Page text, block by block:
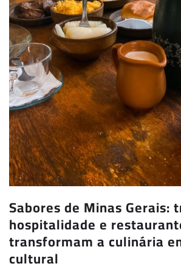
Sabores de Minas Gerais:
hospitalidade e
transformam a culinária
cultural